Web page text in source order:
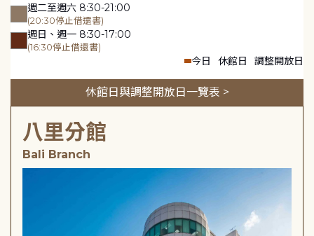
週二至週六 8:30-21:00
(20:30停止借還書)
週日、週一 8:30-17:00
(16:30停止借還書)
今日 休館日 調整開放日
休館日與調整開放日一覽表 >
八里分館
Bali Branch